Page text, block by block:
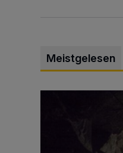
Meistgelesen